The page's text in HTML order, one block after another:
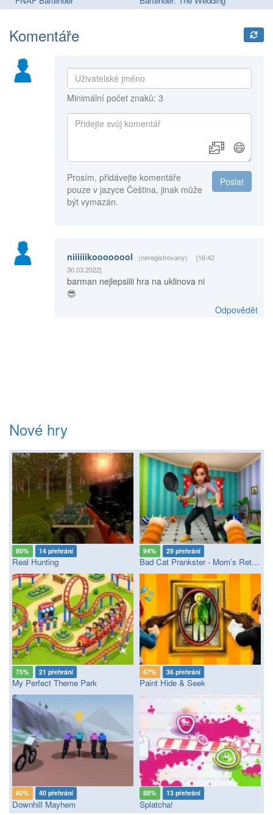
Komentáře
Minimální počet znaků: 3
😄
Poslat
Prosím, přidávejte komentáře
pouze v jazyce Čeština, jinak může
být vymazán.
niiiiiikoooooool (neregistrovaný)
[16:42
30.03.2022]
barman nejlepsiiii hra na uklinova ni
😎
Odpovědět
Nové hry
80% 14 přehrání
Real Hunting
94% 29 přehrání
Bad Cat Prankster - Mom’s Return
75% 21 přehrání
My Perfect Theme Park
67% 36 přehrání
Paint Hide & Seek
60% 40 přehrání
Downhill Mayhem
88% 13 přehrání
Splatcha!